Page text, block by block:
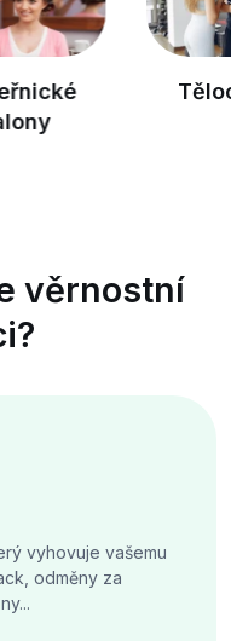
věrnostní
vyhovuje vašemu
odměny za